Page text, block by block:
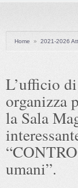
Home » 2021-2026
L’ufficio
organizza
la Sala
umani”.